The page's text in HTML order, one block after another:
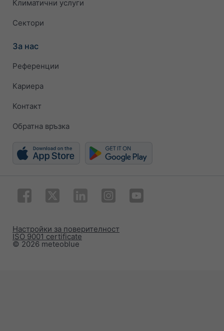
Климатични услуги
Сектори
За нас
Референции
Кариера
Контакт
Обратна връзка
© 2026 meteoblue
ISO 9001 certificate
Настройки за поверителност